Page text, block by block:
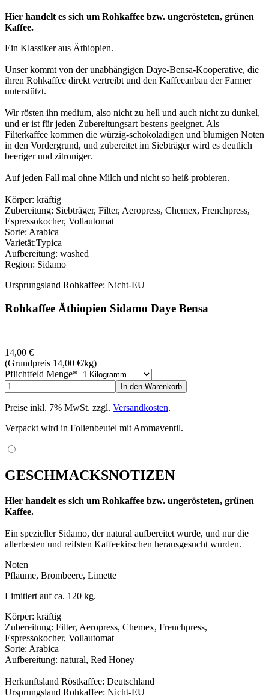
Hier handelt es sich um Rohkaffee bzw. ungerösteten, grünen
Kaffee.
Ein Klassiker aus Äthiopien.
Unser kommt von der unabhängigen Daye-Bensa-Kooperative, die
ihren Rohkaffee direkt vertreibt und den Kaffeeanbau der Farmer
unterstützt.
Wir rösten ihn medium, also nicht zu hell und auch nicht zu dunkel,
und er ist für jeden Zubereitungsart bestens geeignet. Als
Filterkaffee kommen die würzig-schokoladigen und blumigen Noten
in den Vordergrund, und zubereitet im Siebträger wird es deutlich
beeriger und zitroniger.
Auf jeden Fall mal ohne Milch und nicht so heiß probieren.
Körper: kräftig
Zubereitung: Siebträger, Filter, Aeropress, Chemex, Frenchpress,
Espressokocher, Vollautomat
Sorte: Arabica
Varietät:Typica
Aufbereitung: washed
Region: Sidamo
Ursprungsland Rohkaffee: Nicht-EU
Rohkaffee Äthiopien Sidamo Daye Bensa
14,00 €
(Grundpreis 14,00 €/kg)
Pflichtfeld Menge*
Preise inkl. 7% MwSt. zzgl. Versandkosten.
Verpackt wird in Folienbeutel mit Aromaventil.
GESCHMACKSNOTIZEN
Hier handelt es sich um Rohkaffee bzw. ungerösteten, grünen
Kaffee.
Ein spezieller Sidamo, der natural aufbereitet wurde, und nur die
allerbesten und reifsten Kaffeekirschen herausgesucht wurden.
Noten
Pflaume, Brombeere, Limette
Limitiert auf ca. 120 kg.
Körper: kräftig
Zubereitung: Filter, Aeropress, Chemex, Frenchpress,
Espressokocher, Vollautomat
Sorte: Arabica
Aufbereitung: natural, Red Honey
Herkunftsland Röstkaffee: Deutschland
Ursprungsland Rohkaffee: Nicht-EU